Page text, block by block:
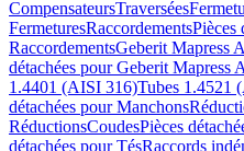
CompensateursTraversées
FermeturesRaccordementsPièces
RaccordementsGeberit Mapress
détachées pour Geberit Mapress
1.4401 (AISI 316)Tubes 1.4521
détachées pour Manchons
RéductionsCoudesPièces
détachées pour TésRaccords